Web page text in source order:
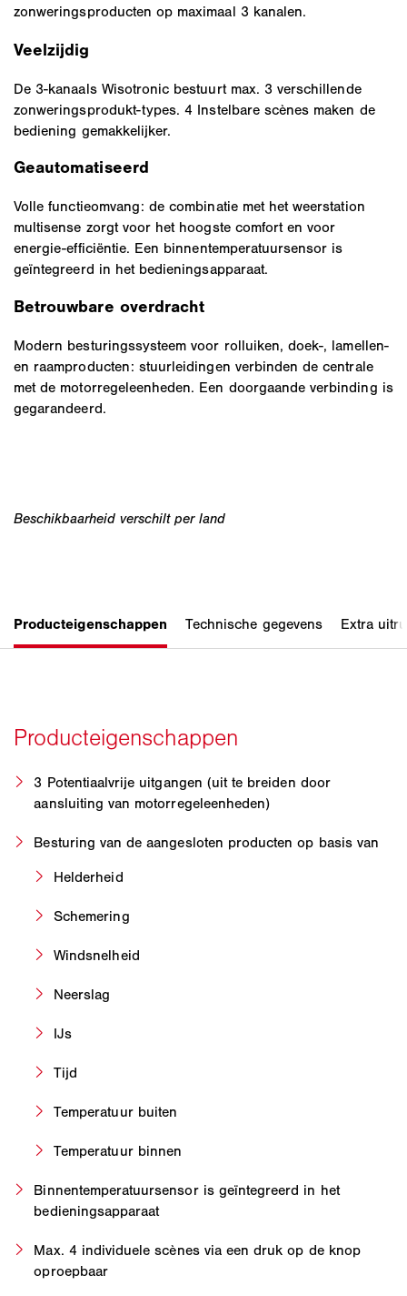
zonweringsproducten op maximaal 3 kanalen.
Veelzijdig
De 3-kanaals Wisotronic bestuurt max. 3 verschillende
zonweringsprodukt-types. 4 Instelbare scènes maken de
bediening gemakkelijker.
Geautomatiseerd
Volle functieomvang: de combinatie met het weerstation
multisense zorgt voor het hoogste comfort en voor
energie-efficiëntie. Een binnentemperatuursensor is
geïntegreerd in het bedieningsapparaat.
Betrouwbare overdracht
Modern besturingssysteem voor rolluiken, doek-, lamellen-
en raamproducten: stuurleidingen verbinden de centrale
met de motorregeleenheden. Een doorgaande verbinding is
gegarandeerd.
3 Potentiaalvrije uitgangen (uit te breiden door
aansluiting van motorregeleenheden)
Besturing van de aangesloten producten op basis van
Helderheid
Schemering
Windsnelheid
Neerslag
IJs
Tijd
Temperatuur buiten
Temperatuur binnen
Binnentemperatuursensor is geïntegreerd in het
bedieningsapparaat
Max. 4 individuele scènes via een druk op de knop
oproepbaar